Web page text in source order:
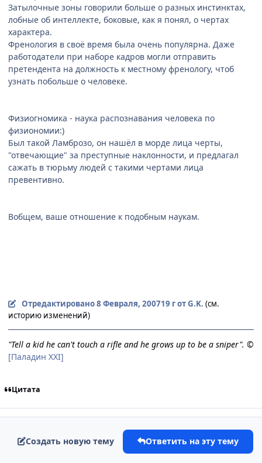
Затылочные зоны говорили больше о разных инстинктах,
лобные об интеллекте, боковые, как я понял, о чертах
характера.
Френология в своё время была очень популярна. Даже
работодатели при наборе кадров могли отправить
претендента на должность к местному френологу, чтоб
узнать побольше о человеке.
Физиогномика - наука распознавания человека по
физиономии:)
Был такой Ламброзо, он нашёл в морде лица черты,
"отвечающие" за преступные наклонности, и предлагал
сажать в тюрьму людей с такими чертами лица
превентивно.
Вобщем, ваше отношение к подобным наукам.
Отредактировано8 Февраля, 200719 гот G.K. (см.
историю изменений)
"Tell a kid he can't touch a rifle and he grows up to be a sniper". ©
[Паладин XXI]
Цитата
Создать новую тему Ответить на эту тему